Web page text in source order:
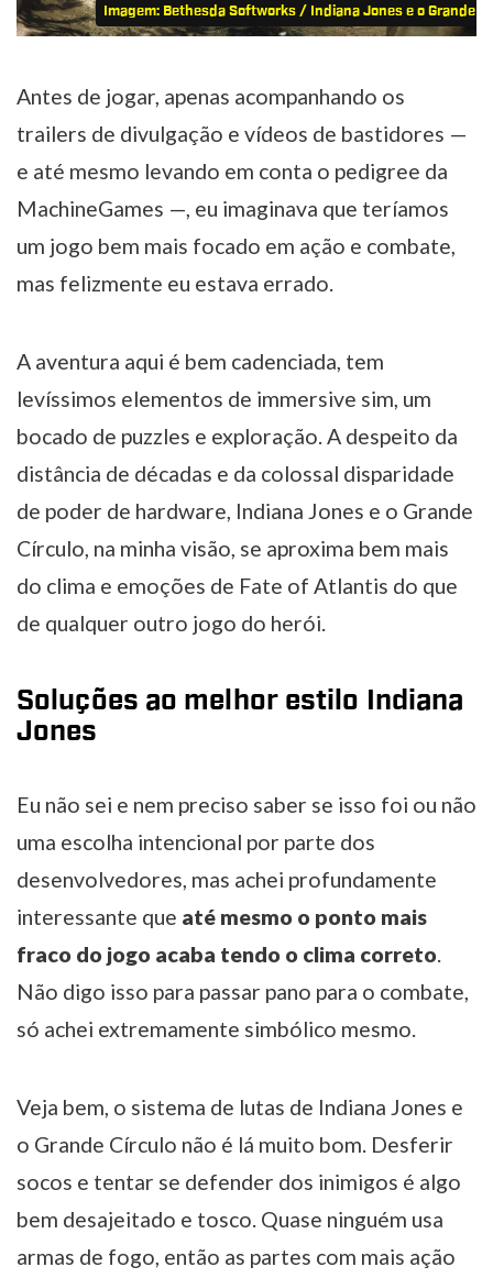
Imagem: Bethesda Softworks / Indiana Jones e o Grande
Antes de jogar, apenas acompanhando os
trailers de divulgação e vídeos de bastidores —
e até mesmo levando em conta o pedigree da
MachineGames —, eu imaginava que teríamos
um jogo bem mais focado em ação e combate,
mas felizmente eu estava errado.
A aventura aqui é bem cadenciada, tem
levíssimos elementos de immersive sim, um
bocado de puzzles e exploração. A despeito da
distância de décadas e da colossal disparidade
de poder de hardware, Indiana Jones e o Grande
Círculo, na minha visão, se aproxima bem mais
do clima e emoções de Fate of Atlantis do que
de qualquer outro jogo do herói.
Soluções ao melhor estilo Indiana
Jones
Eu não sei e nem preciso saber se isso foi ou não
uma escolha intencional por parte dos
desenvolvedores, mas achei profundamente
interessante que até mesmo o ponto mais
fraco do jogo acaba tendo o clima correto
Não digo isso para passar pano para o combate,
só achei extremamente simbólico mesmo.
Veja bem, o sistema de lutas de Indiana Jones e
o Grande Círculo não é lá muito bom. Desferir
socos e tentar se defender dos inimigos é algo
bem desajeitado e tosco. Quase ninguém usa
armas de fogo, então as partes com mais ação